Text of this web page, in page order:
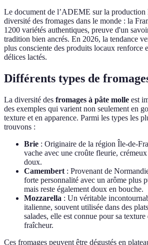
Le document de l’ADEME sur la production
diversité des fromages dans le monde : la
1200 variétés authentiques, preuve d'un
tradition bien ancrés. En 2026, la tendance
plus consciente des produits locaux renforce
délices lactés.
Différents types de
La diversité des fromages à pâte molle est
des exemples qui varient non seulement en
texture et en apparence. Parmi les types les
trouvons :
Brie : Originaire de la région Île-de-
vache avec une croûte fleurie,
doux.
Camembert : Provenant de
forte personnalité avec un arôme plus
mais reste également doux en bouche.
Mozzarella : Un véritable
italienne, souvent utilisée dans des
salades, elle est connue pour sa texture
fraîcheur.
Ces fromages peuvent être dégustés en